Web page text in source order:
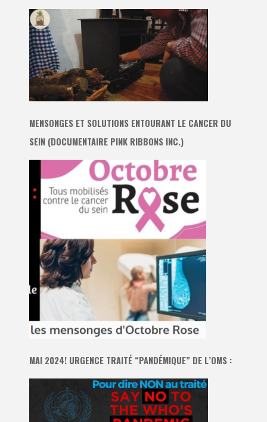
MENSONGES ET SOLUTIONS ENTOURANT LE CANCER DU
SEIN (DOCUMENTAIRE PINK RIBBONS INC.)
MAI 2024! URGENCE TRAITÉ “PANDÉMIQUE” DE L’OMS :